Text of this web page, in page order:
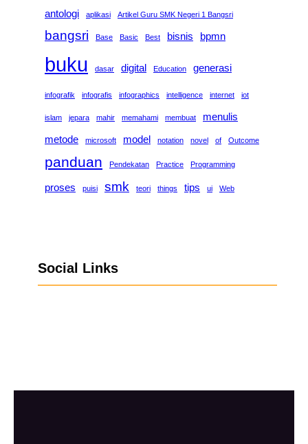
antologi aplikasi Artikel Guru SMK Negeri 1 Bangsri
bangsri Base Basic Best bisnis bpmn
buku dasar digital Education generasi
infografik infografis infographics intelligence internet iot
islam jepara mahir memahami membuat
menulis
metode
microsoft model notation novel of Outcome
panduan Pendekatan Practice Programming
proses puisi smk teori things tips ui Web
Social Links